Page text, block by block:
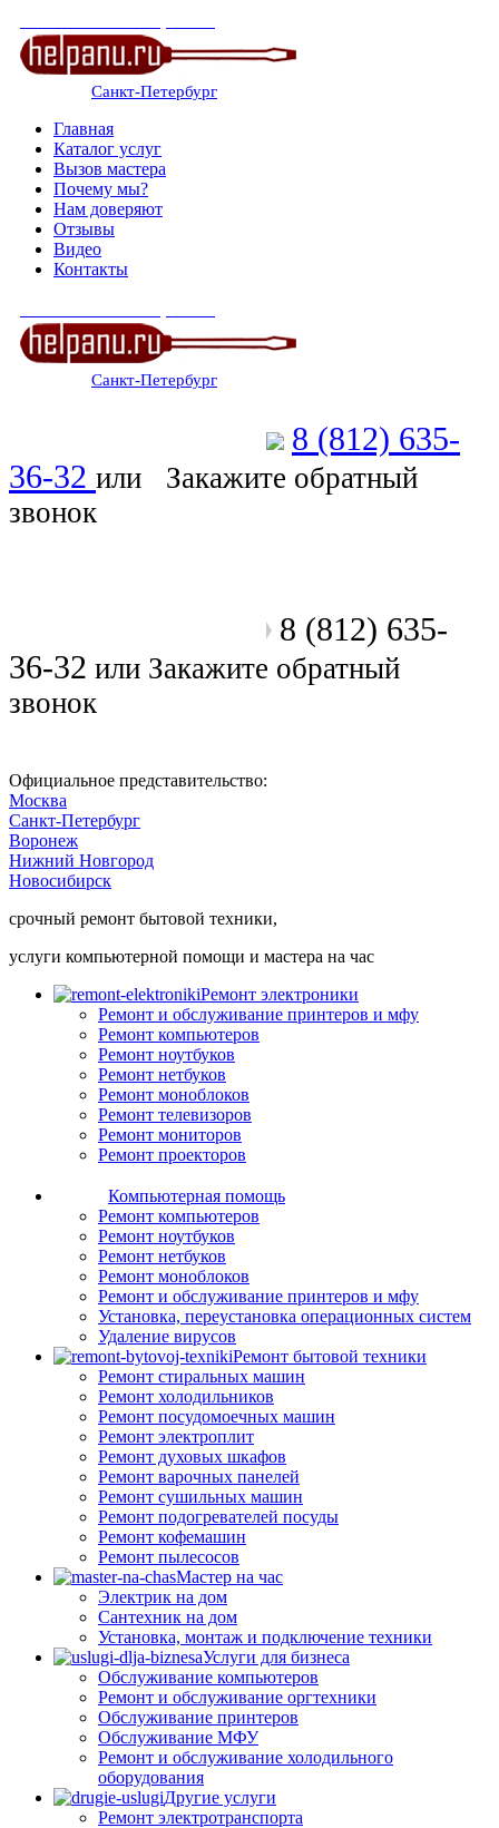
Санкт-Петербург
Главная
Каталог услуг
Вызов мастера
Почему мы?
Нам доверяют
Отзывы
Видео
Контакты
Санкт-Петербург
8 (812) 635-
36-32 или
Закажите обратный
звонок
8 (812) 635-
36-32 или Закажите обратный
звонок
Официальное представительство:
Москва
Санкт-Петербург
Воронеж
Нижний Новгород
Новосибирск
срочный ремонт бытовой техники,
услуги компьютерной помощи и мастера на час
Ремонт электроники
Ремонт и обслуживание принтеров и мфу
Ремонт компьютеров
Ремонт ноутбуков
Ремонт нетбуков
Ремонт моноблоков
Ремонт телевизоров
Ремонт мониторов
Ремонт проекторов
Компьютерная помощь
Ремонт компьютеров
Ремонт ноутбуков
Ремонт нетбуков
Ремонт моноблоков
Ремонт и обслуживание принтеров и мфу
Установка, переустановка операционных систем
Удаление вирусов
Ремонт бытовой техники
Ремонт стиральных машин
Ремонт холодильников
Ремонт посудомоечных машин
Ремонт электроплит
Ремонт духовых шкафов
Ремонт варочных панелей
Ремонт сушильных машин
Ремонт подогревателей посуды
Ремонт кофемашин
Ремонт пылесосов
Мастер на час
Электрик на дом
Сантехник на дом
Установка, монтаж и подключение техники
Услуги для бизнеса
Обслуживание компьютеров
Ремонт и обслуживание оргтехники
Обслуживание принтеров
Обслуживание МФУ
Ремонт и обслуживание холодильного
оборудования
Другие услуги
Ремонт электротранспорта